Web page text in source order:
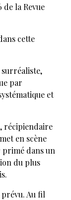
de la Revue
cette
par
et
récipiendaire
en scène
dans un
du plus
Au fil